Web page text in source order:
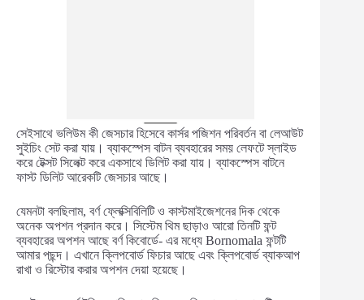
সেইসাথে ভলিউম কী জেসচার হিসেবে কার্সর পজিশন পরিবর্তন বা লেআউট
সুইচিং সেট করা যায়। ব্যাকস্পেস বাটন ব্যবহারের সময় লেফটে স্লাইড
করে টেক্সট সিলেক্ট করে একসাথে ডিলিট করা যায়। ব্যাকস্পেস বাটনে
ফাস্ট ডিলিট আরেকটি জেসচার আছে।
যেমনটা বলছিলাম, বর্ণ ফ্লেক্সিবিলিটি ও কাস্টমাইজেশনের দিক থেকে
অনেক অপশন প্রদান করে। সিস্টেম থিম ছাড়াও আরো তিনটি ফন্ট
ব্যবহারের অপশন আছে বর্ণ কিবোর্ডে- এর মধ্যে Bornomala ফন্টটি
আমার পছন্দ। এখানে ক্লিপবোর্ড ফিচার আছে এবং ক্লিপবোর্ড ব্যাকআপ
রাখা ও রিস্টোর করার অপশন দেয়া হয়েছে।